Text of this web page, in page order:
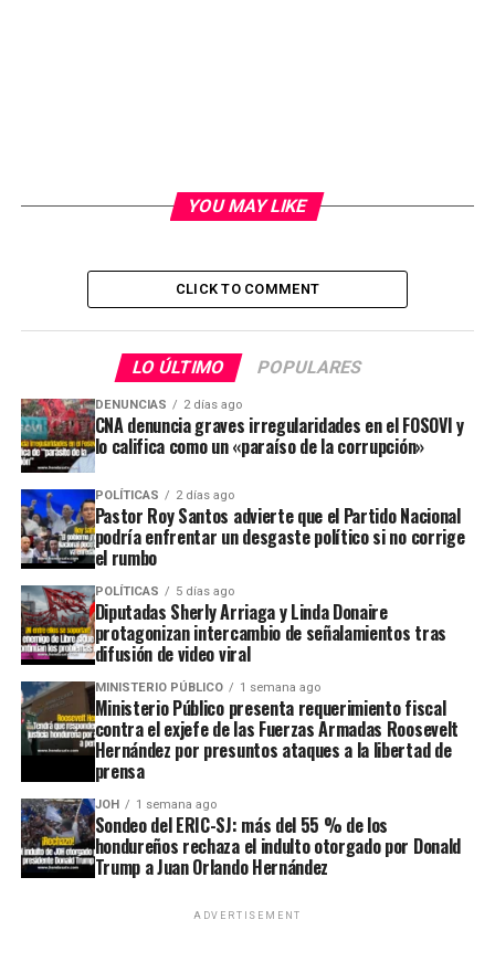
YOU MAY LIKE
CLICK TO COMMENT
LO ÚLTIMO POPULARES
DENUNCIAS 2 días ago
CNA denuncia graves irregularidades en el FOSOVI y
lo califica como un «paraíso de la corrupción»
POLÍTICAS 2 días ago
Pastor Roy Santos advierte que el Partido Nacional
podría enfrentar un desgaste político si no corrige
el rumbo
POLÍTICAS 5 días ago
Diputadas Sherly Arriaga y Linda Donaire
protagonizan intercambio de señalamientos tras
difusión de video viral
MINISTERIO PÚBLICO 1 semana ago
Ministerio Público presenta requerimiento fiscal
contra el exjefe de las Fuerzas Armadas Roosevelt
Hernández por presuntos ataques a la libertad de
prensa
JOH 1 semana ago
Sondeo del ERIC-SJ: más del 55 % de los
hondureños rechaza el indulto otorgado por Donald
Trump a Juan Orlando Hernández
ADVERTISEMENT